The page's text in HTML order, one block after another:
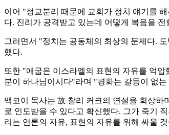
이어 "정교분리 때문에 교회가 정치 얘기를
다. 진리가 공격받고 있는데 어떻게 복음을
그러면서 "정치는 공동체의 최상의 문제다.
했다.
또한 "애굽은 이스라엘의 표현의 자유를 억
분이 하나님이시다"라며 "평화는 갈등이 없
맥코이 목사는 故 찰리 커크의 연설을 회상
로 인도받을 수 있다고 확신했다. 그가 죽기
리는 언론의 자유, 표현의 자유를 위해 싸울